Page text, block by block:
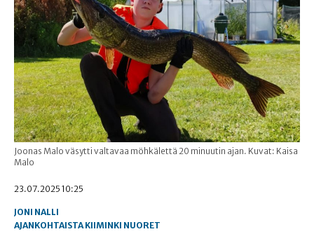
Joonas Malo väsytti valtavaa möhkälettä 20 minuutin ajan. Kuvat: Kaisa
Malo
23.07.2025 10:25
JONI NALLI
AJANKOHTAISTA KIIMINKI NUORET